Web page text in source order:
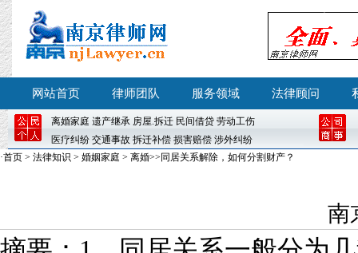
网站首页 律师团队 服务领域 法律顾问
离婚家庭 遗产继承 房屋.拆迁 民间借贷 劳动工伤
医疗纠纷 交通事故 拆迁补偿 损害赔偿 涉外纠纷
·首页 > 法律知识 > 婚姻家庭 > 离婚>>同居关系解除，如何分割财产？
南